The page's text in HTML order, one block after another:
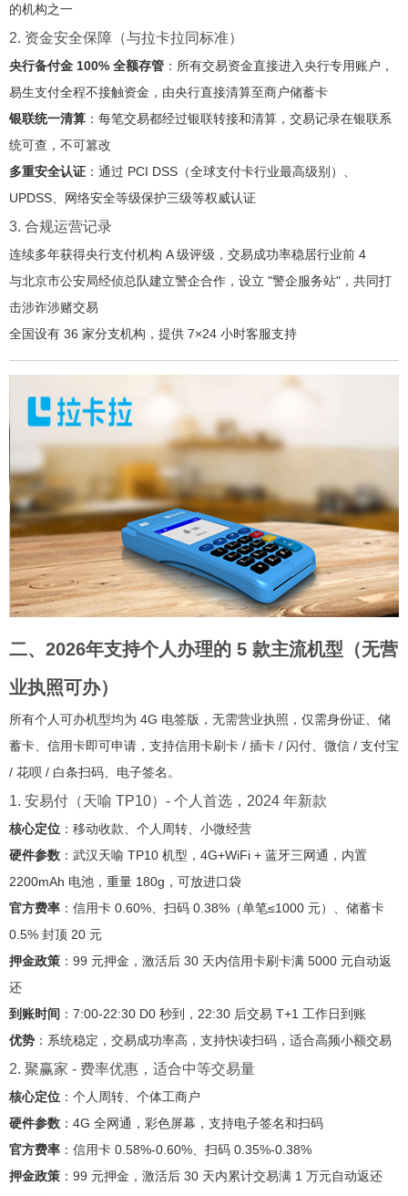
的机构之一
2. 资金安全保障（与拉卡拉同标准）
央行备付金 100% 全额存管 ：所有交易资金直接进入央行专用账户，
易生支付全程不接触资金，由央行直接清算至商户储蓄卡
银联统一清算 ：每笔交易都经过银联转接和清算，交易记录在银联系
统可查，不可篡改
多重安全认证 ：通过 PCI DSS（全球支付卡行业最高级别）、
UPDSS、网络安全等级保护三级等权威认证
3. 合规运营记录
连续多年获得央行支付机构 A 级评级，交易成功率稳居行业前 4
与北京市公安局经侦总队建立警企合作，设立 "警企服务站"，共同打
击涉诈涉赌交易
全国设有 36 家分支机构，提供 7×24 小时客服支持
二、2026年支持个人办理的 5 款主流机型（无营
业执照可办）
所有个人可办机型均为 4G 电签版，无需营业执照，仅需身份证、储
蓄卡、信用卡即可申请，支持信用卡刷卡 / 插卡 / 闪付、微信 / 支付宝
/ 花呗 / 白条扫码、电子签名。
1. 安易付（天喻 TP10）- 个人首选，2024 年新款
核心定位 ：移动收款、个人周转、小微经营
硬件参数 ：武汉天喻 TP10 机型，4G+WiFi + 蓝牙三网通，内置
2200mAh 电池，重量 180g，可放进口袋
官方费率 ：信用卡 0.60%、扫码 0.38%（单笔≤1000 元）、储蓄卡
0.5% 封顶 20 元
押金政策 ：99 元押金，激活后 30 天内信用卡刷卡满 5000 元自动返
还
到账时间 ：7:00-22:30 D0 秒到，22:30 后交易 T+1 工作日到账
优势 ：系统稳定，交易成功率高，支持快读扫码，适合高频小额交易
2. 聚赢家 - 费率优惠，适合中等交易量
核心定位 ：个人周转、个体工商户
硬件参数 ：4G 全网通，彩色屏幕，支持电子签名和扫码
官方费率 ：信用卡 0.58%-0.60%、扫码 0.35%-0.38%
押金政策 ：99 元押金，激活后 30 天内累计交易满 1 万元自动返还